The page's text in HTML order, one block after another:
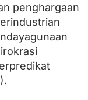
penghargaan